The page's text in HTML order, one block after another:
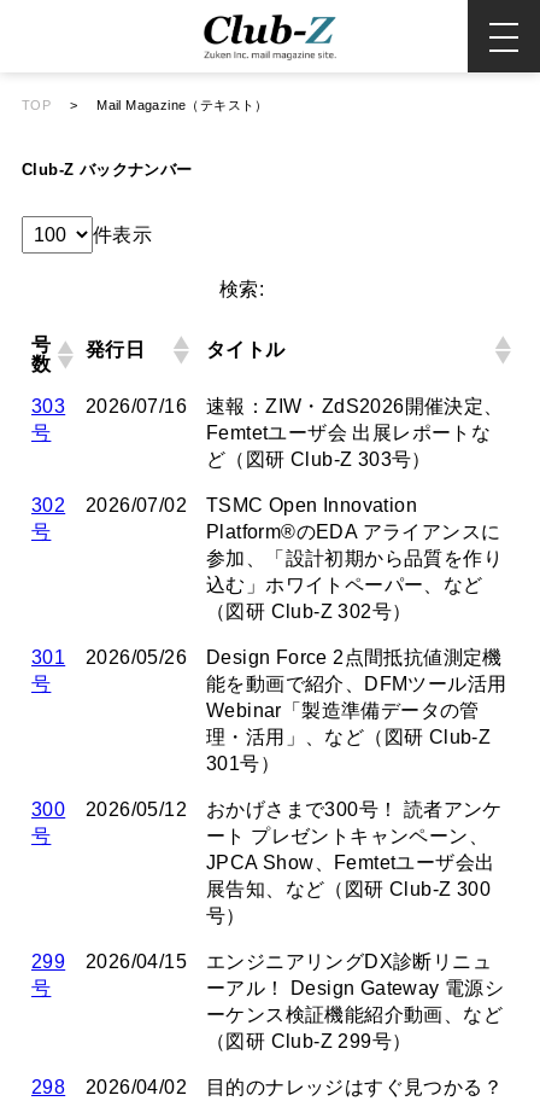
TOP > Mail Magazine（テキスト）
Club-Z バックナンバー
件表示
検索:
号
数
発行日 タイトル
303
号
2026/07/16
速報：ZIW・ZdS2026開催決定、
Femtetユーザ会 出展レポートな
ど（図研 Club-Z 303号）
302
号
2026/07/02
TSMC Open Innovation
Platform®のEDA アライアンスに
参加、「設計初期から品質を作り
込む」ホワイトペーパー、など
（図研 Club-Z 302号）
301
号
2026/05/26
Design Force 2点間抵抗値測定機
能を動画で紹介、DFMツール活用
Webinar「製造準備データの管
理・活用」、など（図研 Club-Z
301号）
300
号
2026/05/12
おかげさまで300号！ 読者アンケ
ート プレゼントキャンペーン、
JPCA Show、Femtetユーザ会出
展告知、など（図研 Club-Z 300
号）
299
号
2026/04/15
エンジニアリングDX診断リニュ
ーアル！ Design Gateway 電源シ
ーケンス検証機能紹介動画、など
（図研 Club-Z 299号）
298
2026/04/02
目的のナレッジはすぐ見つかる？